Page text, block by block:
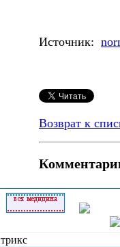
Источник:
Возврат к